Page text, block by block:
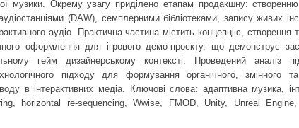
музики. Окрему увагу приділено етапам продакшну:
(DAW), семплерними бібліотеками, запису живих
аудіо. Практична частина містить концепцію, створення
оформлення для ігрового демо-проєкту, що демонструє
гейм дизайнерському контексті. Проведений аналіз
підходу для формування органічного, змінного
в інтерактивних медіа. Ключові слова: адаптивна музика,
horizontal re-sequencing, Wwise, FMOD, Unity, Unreal